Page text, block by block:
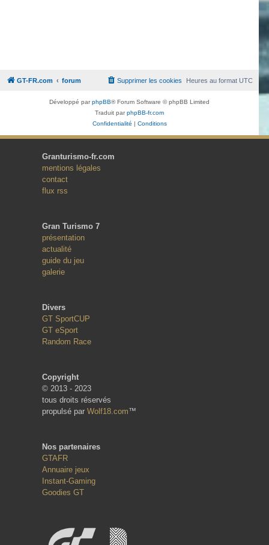
GT-FR.com forum Heures au formatUTC
Supprimer les cookies
Développé parphpBB® Forum Software © phpBB Limited
Traduit parphpBB-fr.com
Confidentialité | Conditions
Granturismo-fr.com
mentions légales
contact
flux rss
Gran Turismo 7
présentation
actualité
guide du jeu
galerie
Divers
GT SportCUP
GT eSport
Random Race
Copyright
© 2013 - 2023
tous droits réservés
propulsé par Wolf18.com™
Nos partenaires
GTAFR
Annuaire jeux
Instant-Gaming
Goodies GT